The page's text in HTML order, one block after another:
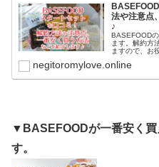
法や注意点
♪
BASEFOOD
ます。解約方
ますので、お
negitoromylove.online
▼BASEFOODが一番安く
す。